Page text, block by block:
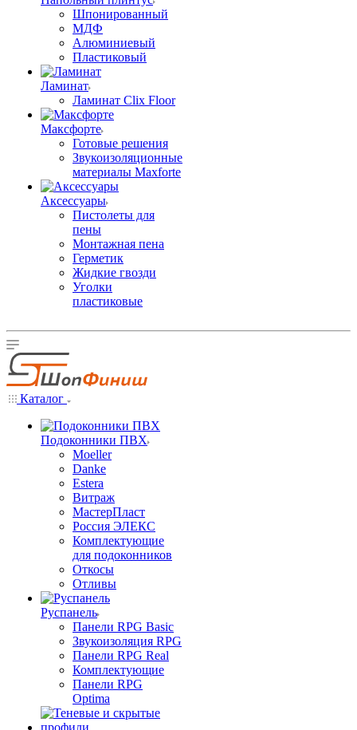
Шпонированный
МДФ
Алюминиевый
Пластиковый
Ламинат
Ламинат Clix Floor
Максфорте
Готовые решения
Звукоизоляционные
материалы Maxforte
Аксессуары
Пистолеты для
пены
Монтажная пена
Герметик
Жидкие гвозди
Уголки
пластиковые
Каталог
Подоконники ПВХ
Moeller
Danke
Estera
Витраж
МастерПласт
Россия ЭЛЕКС
Комплектующие
для подоконников
Откосы
Отливы
Руспанель
Панели RPG Basic
Звукоизоляция RPG
Панели RPG Real
Комплектующие
Панели RPG
Optima